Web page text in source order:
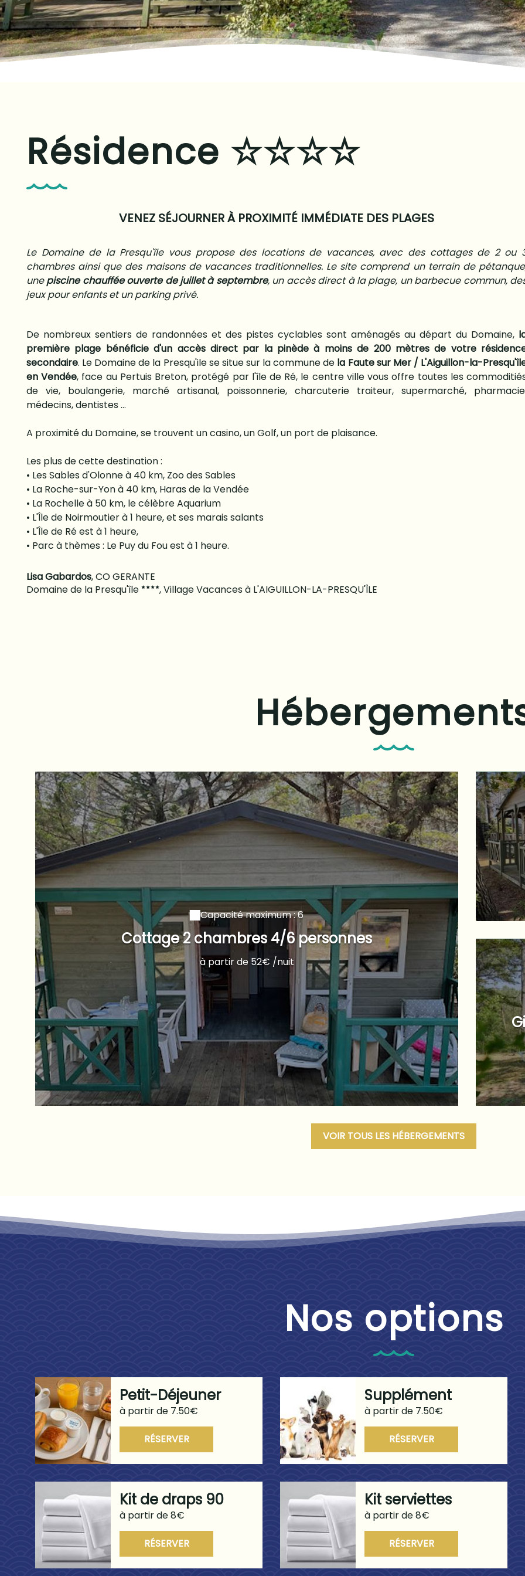
Résidence ☆☆☆☆
VENEZ SÉJOURNER À PROXIMITÉ IMMÉDIATE DES PLAGES
Le Domaine de la Presqu'île vous propose des locations de vacances, avec des cottages de 2 ou
chambres ainsi que des maisons de vacances traditionnelles. Le site comprend un terrain de
unepiscine chauffée ouverte de juillet à septembre, un accès direct à la plage, un barbecue commun,
jeux pour enfants et un parking privé.
De nombreux sentiers de randonnées et des pistes cyclables sont aménagés au départ du Domaine,
première plage bénéficie d'un accès direct par la pinède à moins de 200 mètres de votre
secondaire. Le Domaine de la Presqu'ile se situe sur la commune de la Faute sur Mer / L'Aiguillon-la-
en Vendée, face au Pertuis Breton, protégé par l'île de Ré, le centre ville vous offre toutes les
de vie, boulangerie, marché artisanal, poissonnerie, charcuterie traiteur, supermarché,
médecins, dentistes ...
A proximité du Domaine, se trouvent un casino, un Golf, un port de plaisance.
Les plus de cette destination :
• Les Sables d'Olonne à 40 km, Zoo des Sables
• La Roche-sur-Yon à 40 km, Haras de la Vendée
• La Rochelle à 50 km, le célèbre Aquarium
• L'Île de Noirmoutier à 1 heure, et ses marais salants
• L'Île de Ré est à 1 heure,
• Parc à thèmes : Le Puy du Fou est à 1 heure.
Lisa Gabardos,CO GERANTE
Domaine de la Presqu'île
, Village Vacances à L'AIGUILLON-LA-PRESQU'ÎLE
Capacité maximum : 6
Cottage 2 chambres 4/6 personnes
à partir de 52€ /nuit
VOIR TOUS LES HÉBERGEMENTS
Nos options
Petit-Déjeuner
à partir de 7.50€
RÉSERVER
Supplément
Animaux d...
à partir de 7.50€
RÉSERVER
Kit de draps 90
à partir de 8€
RÉSERVER
Kit serviettes
à partir de 8€
RÉSERVER